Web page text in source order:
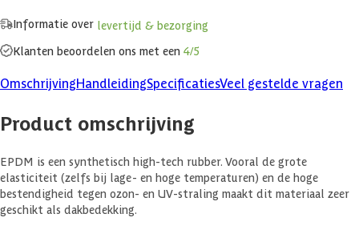
Informatie over levertijd & bezorging
Klanten beoordelen ons met een 4/5
OmschrijvingHandleidingSpecificatiesVeel gestelde vragen
Product omschrijving
EPDM is een synthetisch high-tech rubber. Vooral de grote
elasticiteit (zelfs bij lage- en hoge temperaturen) en de hoge
bestendigheid tegen ozon- en UV-straling maakt dit materiaal zeer
geschikt als dakbedekking.